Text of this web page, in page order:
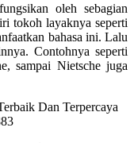
oleh sebagian
tokoh layaknya seperti
bahasa ini. Lalu
Contohnya seperti
sampai Nietsche juga